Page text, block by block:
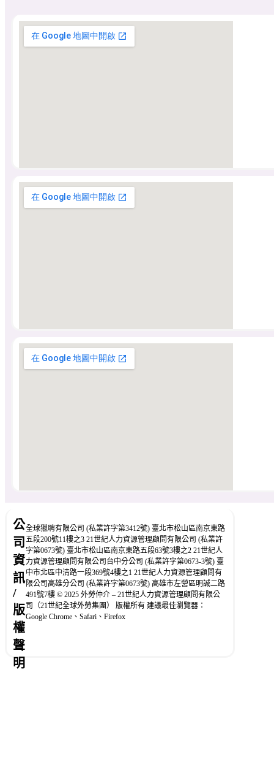
公
司
資
訊
/
版
權
聲
明
全球獵聘有限公司 (私業許字第3412號) 臺北市松山區南京東路
五段200號11樓之3 21世紀人力資源管理顧問有限公司 (私業許
字第0673號) 臺北市松山區南京東路五段63號3樓之2 21世紀人
力資源管理顧問有限公司台中分公司 (私業許字第0673-3號) 臺
中市北區中清路一段369號4樓之1 21世紀人力資源管理顧問有
限公司高雄分公司 (私業許字第0673號) 高雄市左營區明誠二路
491號7樓 © 2025 外勞仲介 – 21世紀人力資源管理顧問有限公
司（21世紀全球外勞集團） 版權所有 建議最佳瀏覽器：
Google Chrome、Safari、Firefox